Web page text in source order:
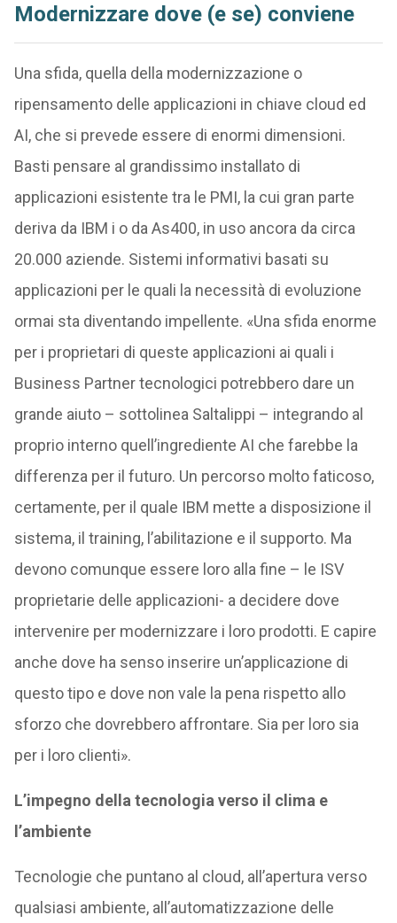
Modernizzare dove (e se) conviene
Una sfida, quella della modernizzazione o
ripensamento delle applicazioni in chiave cloud ed
AI, che si prevede essere di enormi dimensioni.
Basti pensare al grandissimo installato di
applicazioni esistente tra le PMI, la cui gran parte
deriva da IBM i o da As400, in uso ancora da circa
20.000 aziende. Sistemi informativi basati su
applicazioni per le quali la necessità di evoluzione
ormai sta diventando impellente. «Una sfida enorme
per i proprietari di queste applicazioni ai quali i
Business Partner tecnologici potrebbero dare un
grande aiuto – sottolinea Saltalippi – integrando al
proprio interno quell’ingrediente AI che farebbe la
differenza per il futuro. Un percorso molto faticoso,
certamente, per il quale IBM mette a disposizione il
sistema, il training, l’abilitazione e il supporto. Ma
devono comunque essere loro alla fine – le ISV
proprietarie delle applicazioni- a decidere dove
intervenire per modernizzare i loro prodotti. E capire
anche dove ha senso inserire un’applicazione di
questo tipo e dove non vale la pena rispetto allo
sforzo che dovrebbero affrontare. Sia per loro sia
per i loro clienti».
L’impegno della tecnologia verso il clima e
l’ambiente
Tecnologie che puntano al cloud, all’apertura verso
qualsiasi ambiente, all’automatizzazione delle